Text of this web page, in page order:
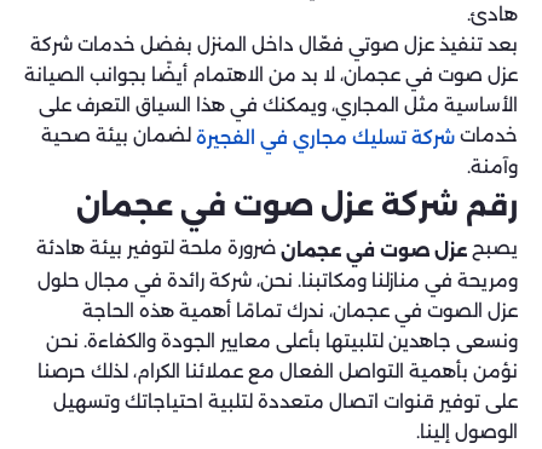
هادئ.
بعد تنفيذ عزل صوتي فعّال داخل المنزل بفضل خدمات شركة
عزل صوت في عجمان، لا بد من الاهتمام أيضًا بجوانب الصيانة
الأساسية مثل المجاري، ويمكنك في هذا السياق التعرف على
خدمات شركة تسليك مجاري في الفجيرة لضمان بيئة صحية
وآمنة.
رقم شركة عزل صوت في عجمان
يصبح عزل صوت في عجمان ضرورة ملحة لتوفير بيئة هادئة
ومريحة في منازلنا ومكاتبنا. نحن، شركة رائدة في مجال حلول
عزل الصوت في عجمان، ندرك تمامًا أهمية هذه الحاجة
ونسعى جاهدين لتلبيتها بأعلى معايير الجودة والكفاءة. نحن
نؤمن بأهمية التواصل الفعال مع عملائنا الكرام، لذلك حرصنا
على توفير قنوات اتصال متعددة لتلبية احتياجاتك وتسهيل
الوصول إلينا.